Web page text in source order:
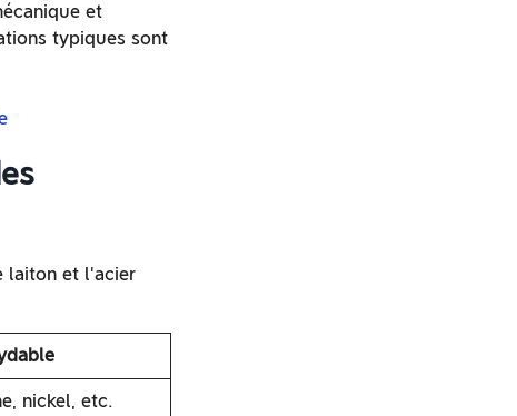
et
typiques sont
laiton et l'acier
nickel, etc.